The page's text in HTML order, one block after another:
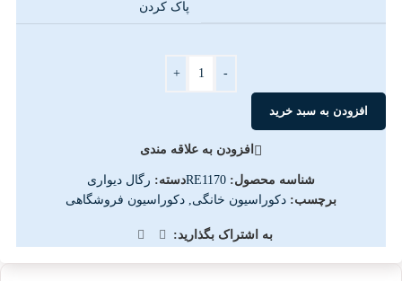
پاک کردن
-
+
افزودن به سبد خرید
افزودن به علاقه مندی
شناسه محصول: RE1170دسته: رگال دیواری
برچسب: دکوراسیون خانگی دکوراسیون فروشگاهی
به اشتراک بگذارید: